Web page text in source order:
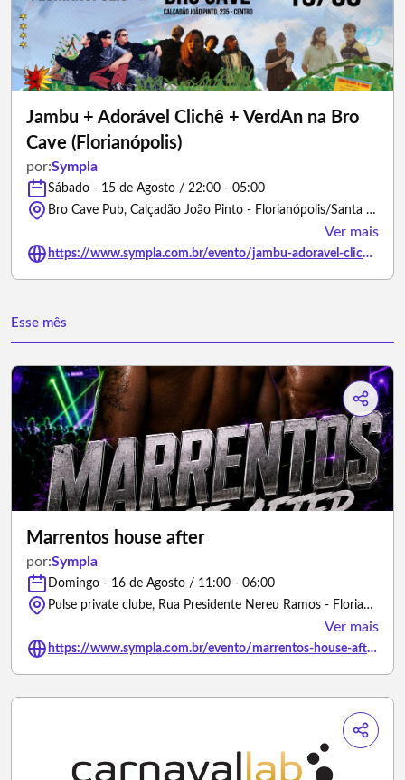
Jambu + Adorável Clichê + VerdAn na Bro
Cave (Florianópolis)
por:Sympla
Sábado - 15 de Agosto / 22:00 - 05:00
Bro Cave Pub, Calçadão João Pinto - Florianópolis/Santa Catarina
Ver mais
https://www.sympla.com.br/evento/jambu-adoravel-cliche-verdan-na-bro-cave-florianopolis/3482371
Esse mês
Marrentos house after
por:Sympla
Domingo - 16 de Agosto / 11:00 - 06:00
Pulse private clube, Rua Presidente Nereu Ramos - Florianópolis/Santa Catarina
Ver mais
https://www.sympla.com.br/evento/marrentos-house-after/3493294